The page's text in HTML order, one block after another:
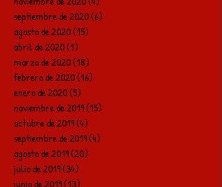
septiembre de 2020(6)
agosto de 2020(15)
abril de 2020(1)
marzo de 2020(18)
febrero de 2020(16)
enero de 2020(5)
noviembre de 2019(15)
octubre de 2019(4)
septiembre de 2019(4)
agosto de 2019(20)
julio de 2019(34)
junio de 2019(13)